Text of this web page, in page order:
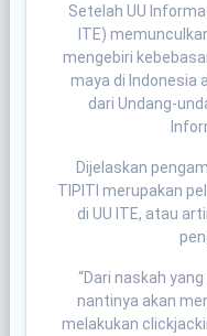
Setelah UU
ITE)
mengebiri
maya di Indonesia
dari Undang-
Dijelaskan
TIPITI merupakan
di UU ITE, atau
“Dari naskah
nantinya akan
melakukan